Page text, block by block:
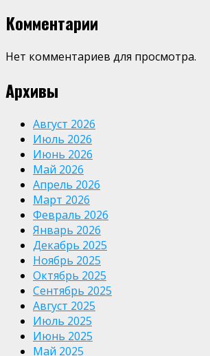
Комментарии
Нет комментариев для просмотра.
Архивы
Август 2026
Июль 2026
Июнь 2026
Май 2026
Апрель 2026
Март 2026
Февраль 2026
Январь 2026
Декабрь 2025
Ноябрь 2025
Октябрь 2025
Сентябрь 2025
Август 2025
Июль 2025
Июнь 2025
Май 2025